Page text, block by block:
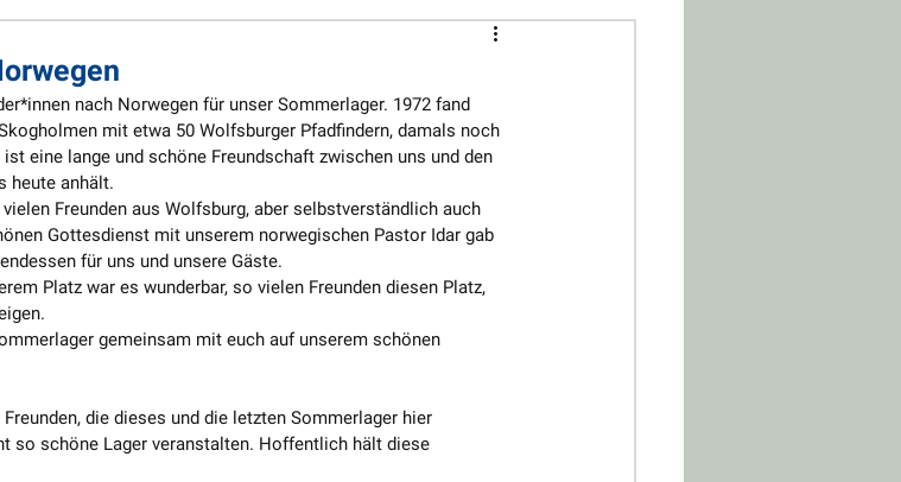
nach Norwegen für unser Sommerlager. 1972 fand
mit etwa 50 Wolfsburger Pfadfindern, damals noch
eine lange und schöne Freundschaft zwischen uns und den
heute anhält.
Freunden aus Wolfsburg, aber selbstverständlich auch
Gottesdienst mit unserem norwegischen Pastor Idar gab
für uns und unsere Gäste.
Platz war es wunderbar, so vielen Freunden diesen Platz,
gemeinsam mit euch auf unserem schönen
die dieses und die letzten Sommerlager hier
so schöne Lager veranstalten. Hoffentlich hält diese